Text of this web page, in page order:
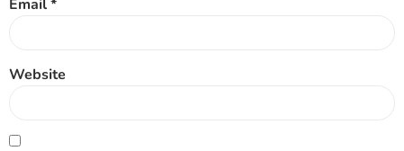
Email*
Website